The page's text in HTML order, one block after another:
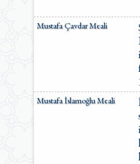
Mustafa Çavdar Meali
Mustafa İslamoğlu Meali